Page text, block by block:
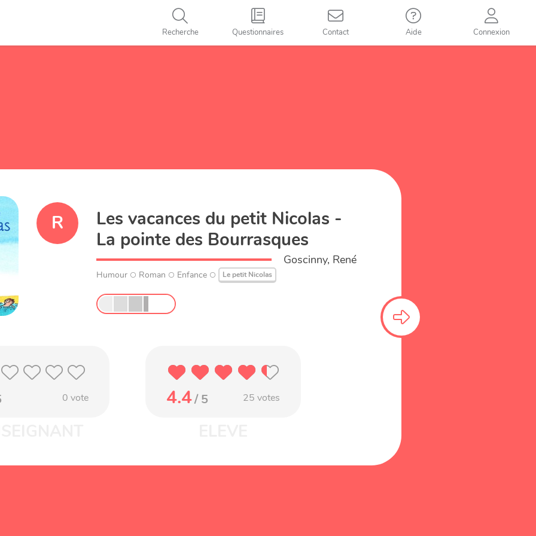
Recherche Questionnaires Contact Aide Connexion
R
Les vacances du petit Nicolas -
La pointe des Bourrasques
Goscinny, René
Humour Roman Enfance Le petit Nicolas
0 vote 4.4/ 5 25 votes